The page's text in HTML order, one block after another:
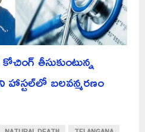
తీసుకుంటున్న
బలవన్మరణం